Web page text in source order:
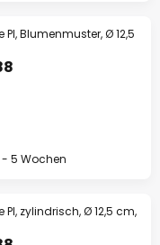
Blumenmuster, Ø 12,5
- 5 Wochen
zylindrisch, Ø 12,5 cm,